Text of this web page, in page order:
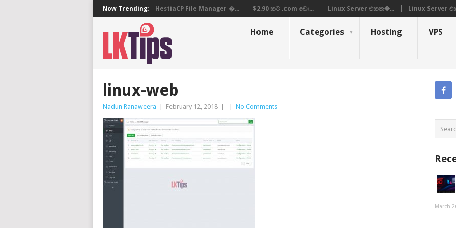
Now Trending: HestiaCP File Manager �... $2.90 කට .com ඩො... Linux Server එකක�... Linux Server
Home Categories Hosting VPS
linux-web
Nadun Ranaweera February 12, 2018 No Comments
March